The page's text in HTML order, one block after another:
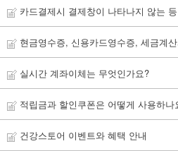
카드결제시 결제창이 나타나지 않는
현금영수증, 신용카드영수증, 세금계산서, 휴
실시간 계좌이체는 무엇인가요?
적립금과 할인쿠폰은 어떻게 사용하나
건강스토어 이벤트와 혜택 안내